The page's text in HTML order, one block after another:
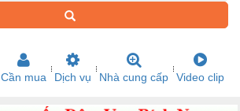
Cần mua Dịch vụ Nhà cung cấp Video clip